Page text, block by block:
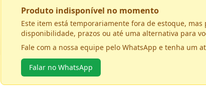
Produto indisponível no momento
Este item está temporariamente fora de estoque, mas
disponibilidade, prazos ou até uma alternativa para
Fale com a nossa equipe pelo WhatsApp e tenha um
Falar no WhatsApp